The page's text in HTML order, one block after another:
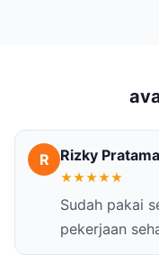
R Rizky Pratama
★★★★★
Sudah pakai
pekerjaan